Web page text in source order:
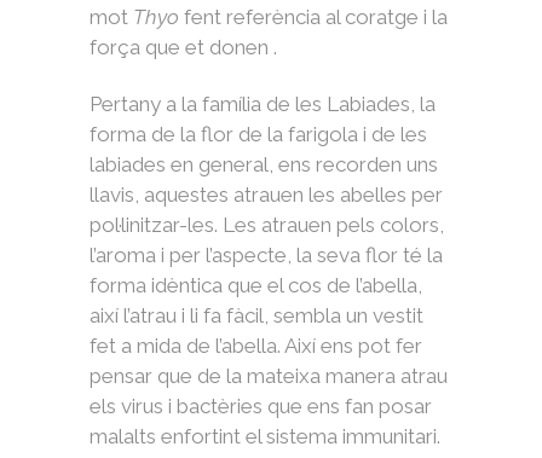
mot Thyo fent referència al coratge i la
força que et donen .
Pertany a la família de les Labiades, la
forma de la flor de la farigola i de les
labiades en general, ens recorden uns
llavis, aquestes atrauen les abelles per
pol·linitzar-les. Les atrauen pels colors,
l’aroma i per l’aspecte, la seva flor té la
forma idèntica que el cos de l’abella,
així l’atrau i li fa fàcil, sembla un vestit
fet a mida de l’abella. Així ens pot fer
pensar que de la mateixa manera atrau
els virus i bactèries que ens fan posar
malalts enfortint el sistema immunitari.